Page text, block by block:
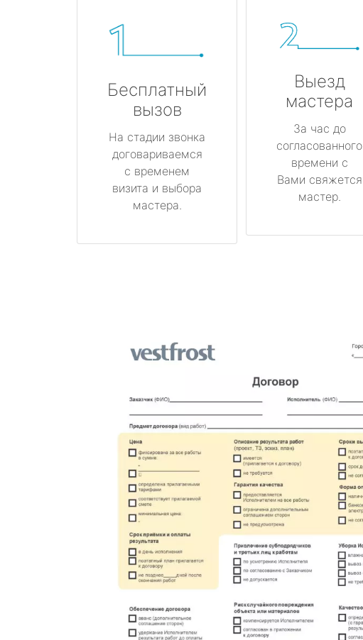
Бесплатный
вызов
На стадии звонка
договариваемся
с временем
визита и выбора
мастера.
Выезд
мастера
За час до
согласованного
времени с
Вами свяжется
мастер.